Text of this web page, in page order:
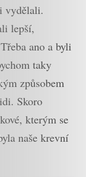
vydělali.
lepší,
ano a byli
taky
způsobem
Skoro
kterým se
naše krevní